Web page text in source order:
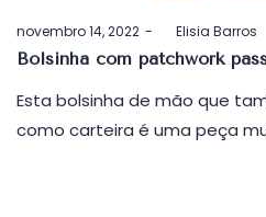
Postado
em
novembro 14, 2022 byElisia Barros
Bolsinha com patchwork
Esta bolsinha de mão que
como carteira é uma peça